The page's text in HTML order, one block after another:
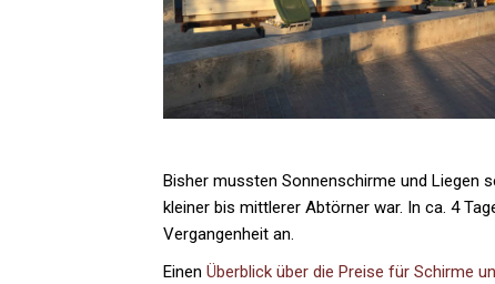
Bisher mussten Sonnenschirme und Liegen
kleiner bis mittlerer Abtörner war. In ca. 4
Vergangenheit an.
Einen Überblick über die Preise für Schirme